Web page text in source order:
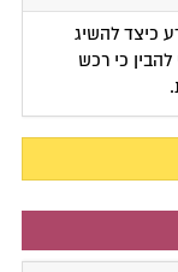
כיצד להשיג
כי רכש